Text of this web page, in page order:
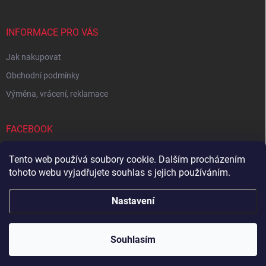
Tento web používá soubory cookie. Dalším procházením
tohoto webu vyjadřujete souhlas s jejich používáním.
Nastavení
Souhlasím
INFORMACE PRO VÁS
Jak nakupovat
Obchodní podmínky
Výměna, vrácení, reklamace
FACEBOOK
Zboží.cz Heureka.cz Sedupa Nejlepší seno.cz
Zandup . Všechna práva vyhrazena.